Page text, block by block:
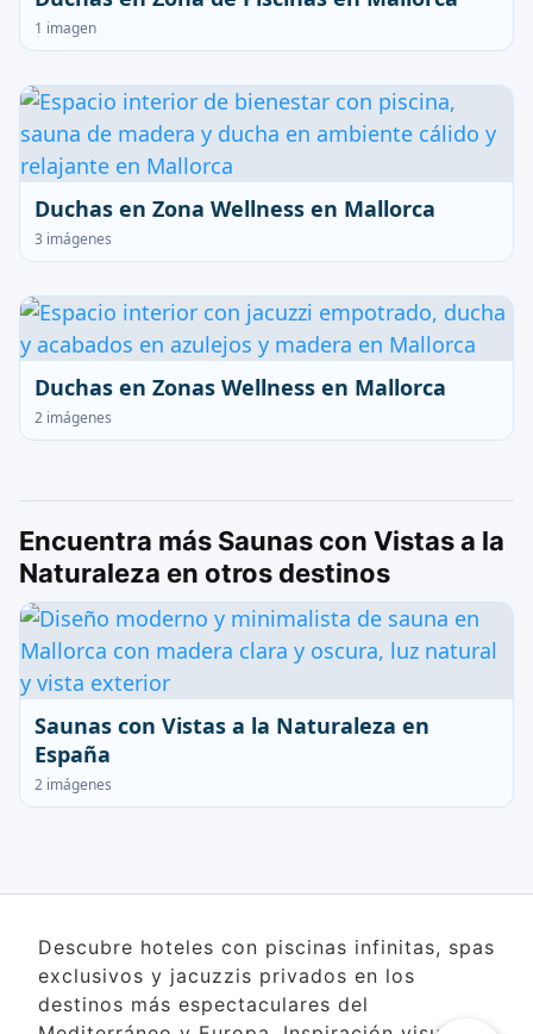
1 imagen
Duchas en Zona Wellness en Mallorca
3 imágenes
Duchas en Zonas Wellness en Mallorca
2 imágenes
Encuentra más Saunas con Vistas a la
Naturaleza en otros destinos
Saunas con Vistas a la Naturaleza en
España
2 imágenes
Descubre hoteles con piscinas infinitas, spas
exclusivos y jacuzzis privados en los
destinos más espectaculares del